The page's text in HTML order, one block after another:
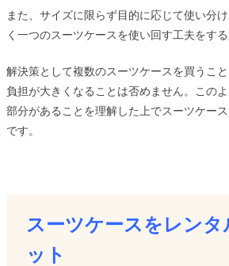
また、サイズに限らず目的に応じて使い分
く一つのスーツケースを使い回す工夫をする
解決策として複数のスーツケースを買うこ
負担が大きくなることは否めません。この
部分があることを理解した上でスーツケー
です。
スーツケースをレンタ
ット